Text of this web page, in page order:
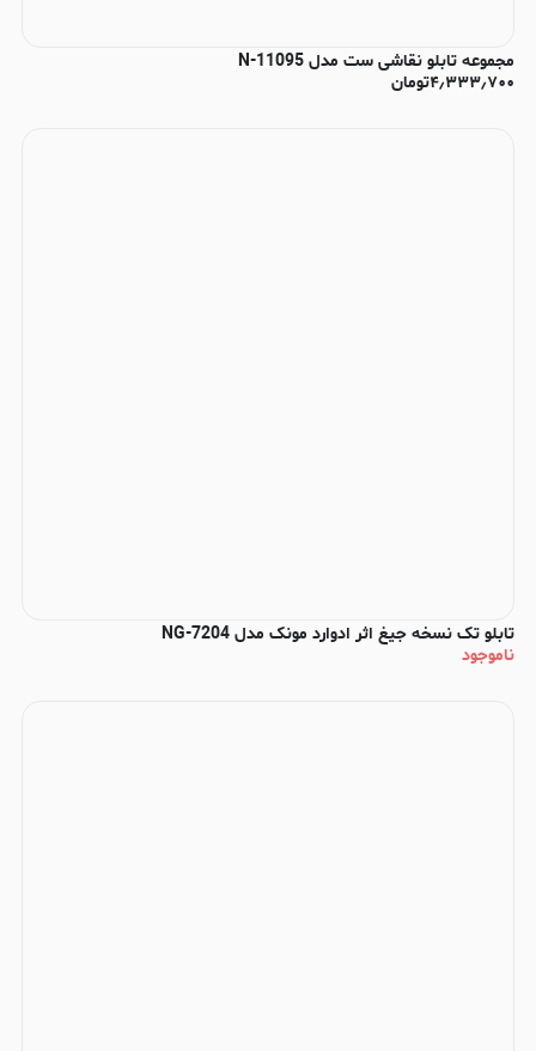
مجموعه تابلو نقاشی ست مدل N-11095
۴٫۳۳۳٫۷۰۰تومان
تابلو تک نسخه جیغ اثر ادوارد مونک مدل NG-7204
ناموجود